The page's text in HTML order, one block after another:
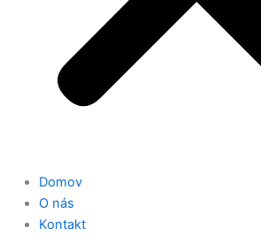
Domov
O nás
Kontakt